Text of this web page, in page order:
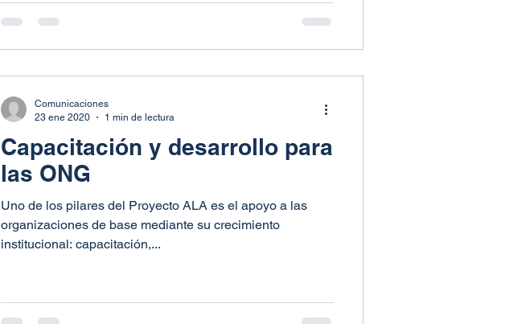
Capacitación y desarrollo para
las ONG
Uno de los pilares del Proyecto ALA es el apoyo a las
organizaciones de base mediante su crecimiento
institucional: capacitación,...
Comunicaciones
23 ene 2020
1 min de lectura